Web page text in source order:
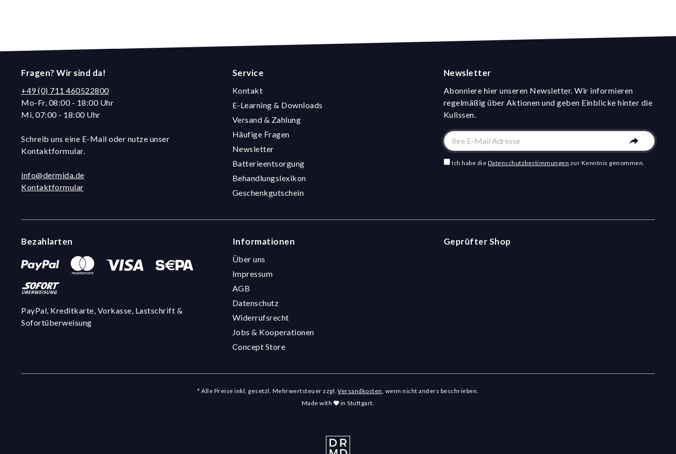
Fragen? Wir sind da!
+49 (0) 711 460522800
Mo-Fr, 08:00 - 18:00 Uhr
Mi, 07:00 - 18:00 Uhr
Schreib uns eine E-Mail oder nutze unser
Kontaktformular.
info@dermida.de
Kontaktformular
Service
Kontakt
E-Learning & Downloads
Versand & Zahlung
Häufige Fragen
Newsletter
Batterieentsorgung
Behandlungslexikon
Geschenkgutschein
Newsletter
Abonniere hier unseren Newsletter. Wir informieren
regelmäßig über Aktionen und geben Einblicke hinter die
Kulissen.
Ich habe die Datenschutzbestimmungen zur Kenntnis genommen.
Bezahlarten
PayPal, Kreditkarte, Vorkasse, Lastschrift &
Sofortüberweisung
Informationen
Über uns
Impressum
AGB
Datenschutz
Widerrufsrecht
Jobs & Kooperationen
Concept Store
Geprüfter Shop
* Alle Preise inkl. gesetzl. Mehrwertsteuer zzgl.Versandkosten , wenn nicht anders beschrieben.
Made with
in Stuttgart.